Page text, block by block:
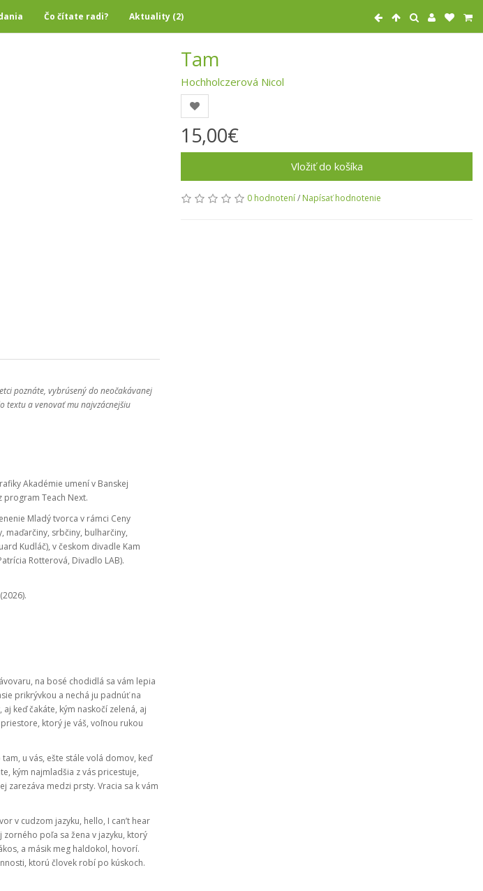
Čo čítate radi? Aktuality (2)
poznáte, vybrúsený do neočakávanej
textu a venovať mu najvzácnejšiu
Akadémie umení v Banskej
program Teach Next.
Mladý tvorca v rámci Ceny
maďarčiny, srbčiny, bulharčiny,
Kudláč), v českom divadle Kam
Rotterová, Divadlo LAB).
na bosé chodidlá sa vám lepia
prikrývkou a nechá ju padnúť na
keď čakáte, kým naskočí zelená, aj
ktorý je váš, voľnou rukou
u vás, ešte stále volá domov, keď
kým najmladšia z vás pricestuje,
zarezáva medzi prsty. Vracia sa k vám
v cudzom jazyku, hello, I can’t hear
poľa sa žena v jazyku, ktorý
a másik meg haldokol, hovorí.
ktorú človek robí po kúskoch.
Tam
Hochholczerová Nicol
15,00€
Vložiť do košíka
0 hodnotení/ Napísať hodnotenie